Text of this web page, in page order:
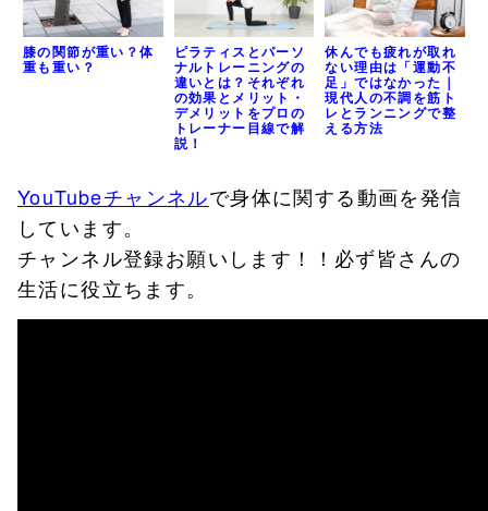
膝の関節が重い？体
重も重い？
ピラティスとパーソ
ナルトレーニングの
違いとは？それぞれ
の効果とメリット・
デメリットをプロの
トレーナー目線で解
説！
休んでも疲れが取れ
ない理由は「運動不
足」ではなかった｜
現代人の不調を筋ト
レとランニングで整
える方法
YouTubeチャンネルで身体に関する動画を発信
しています。
チャンネル登録お願いします！！必ず皆さんの
生活に役立ちます。